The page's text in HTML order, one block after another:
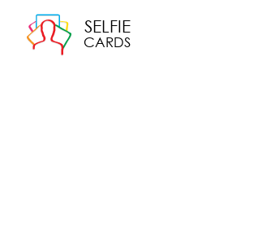
SELFIE
CARDS